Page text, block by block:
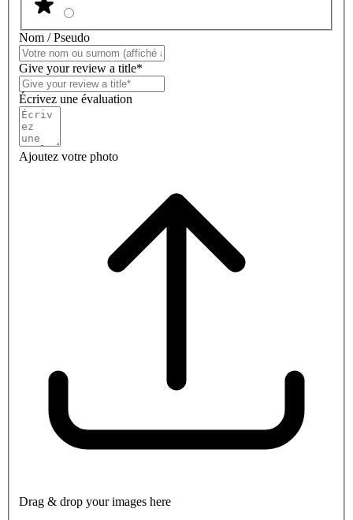
Nom / Pseudo
Give your review a title*
Écrivez une évaluation
Ajoutez votre photo
Drag & drop your images here